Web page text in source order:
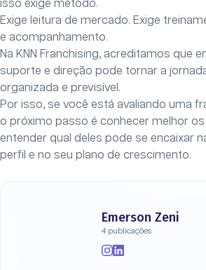
isso exige método.
Exige leitura de mercado. Exige
e acompanhamento.
Na KNN Franchising, acreditamos que
suporte e direção pode tornar a
organizada e previsível.
Por isso, se você está avaliando uma
o próximo passo é conhecer melhor os
entender qual deles pode se encaixar
perfil e no seu plano de crescimento.
Emerson Zeni
4 publicações